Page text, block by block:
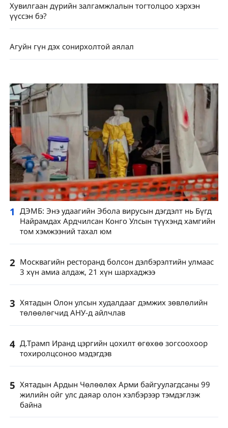
Хувилгаан дүрийн залгамжлалын тогтолцоо хэрхэн
үүссэн бэ?
Агуйн гүн дэх сонирхолтой аялал
1 ДЭМБ: Энэ удаагийн Эбола вирусын дэгдэлт нь Бүгд
Найрамдах Ардчилсан Конго Улсын түүхэнд хамгийн
том хэмжээний тахал юм
2 Москвагийн ресторанд болсон дэлбэрэлтийн улмаас
3 хүн амиа алдаж, 21 хүн шархаджээ
3 Хятадын Олон улсын худалдааг дэмжих зөвлөлийн
төлөөлөгчид АНУ-д айлчлав
4 Д.Трамп Иранд цэргийн цохилт өгөхөө зогсоохоор
тохиролцсоноо мэдэгдэв
5 Хятадын Ардын Чөлөөлөх Арми байгуулагдсаны 99
жилийн ойг улс даяар олон хэлбэрээр тэмдэглэж
байна